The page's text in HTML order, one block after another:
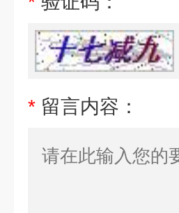
* 留言内容：